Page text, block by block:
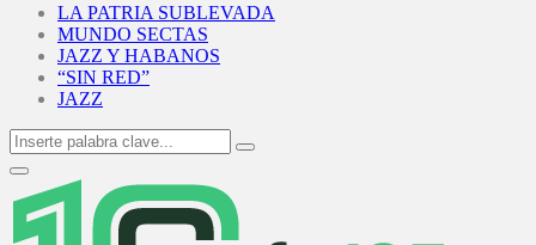
LA PATRIA SUBLEVADA
MUNDO SECTAS
JAZZ Y HABANOS
“SIN RED”
JAZZ
Search
for:
Search
Primary
Menu